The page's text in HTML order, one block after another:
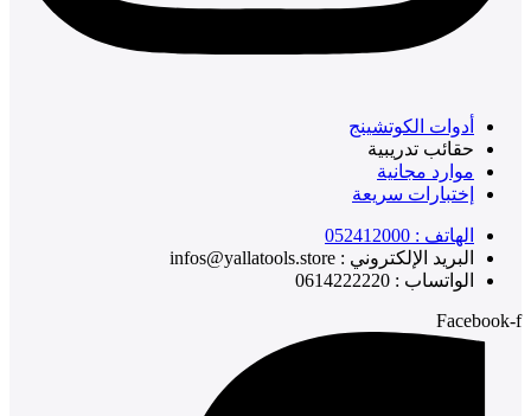
أدوات الكوتشينج
حقائب تدريبية
موارد مجانية
إختبارات سريعة
الهاتف : 052412000
البريد الإلكتروني : infos@yallatools.store
الواتساب : 0614222220
Facebook-f